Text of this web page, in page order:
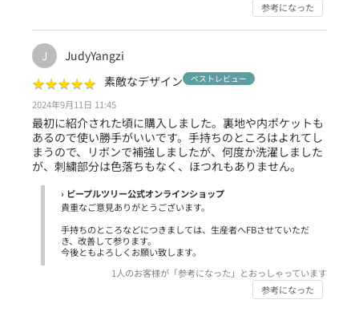
参考になった
J JudyYangzi
★★★★★
★★★★★ 素敵なデザイン ベストレビュー
2024年9月11日 11:45
最初に紹介された頃に購入しました。裏地や内ポケットも
あるので使い勝手がいいです。手持ちのところはよれてし
まうので、リボンで補強しましたが、何度か洗濯しました
が、刺繍部分は色落ちもなく、ほつれもありません。
› ピープルツリー公式オンラインショップ
貴重なご意見ありがとうございます。
手持ちのところなどにつきましては、生産者へFBさせていただ
き、改善して参ります。
今後ともよろしくお願い致します。
1 人のお客様が「参考になった」とおっしゃっています
参考になった